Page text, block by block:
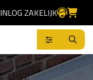
INLOG ZAKELIJK
Producten